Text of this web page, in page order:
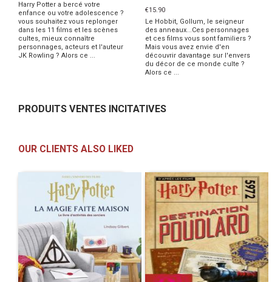
Harry Potter a bercé votre
enfance ou votre adolescence ?
vous souhaitez vous replonger
dans les 11 films et les scènes
cultes, mieux connaître
personnages, acteurs et l'auteur
JK Rowling ? Alors ce ...
€15.90
Le Hobbit, Gollum, le seigneur
des anneaux...Ces personnages
et ces films vous sont familiers ?
Mais vous avez envie d'en
découvrir davantage sur l'envers
du décor de ce monde culte ?
Alors ce ...
PRODUITS VENTES INCITATIVES
OUR CLIENTS ALSO LIKED